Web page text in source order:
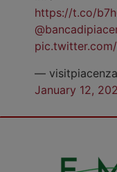
https://t.co/
—
January 12,